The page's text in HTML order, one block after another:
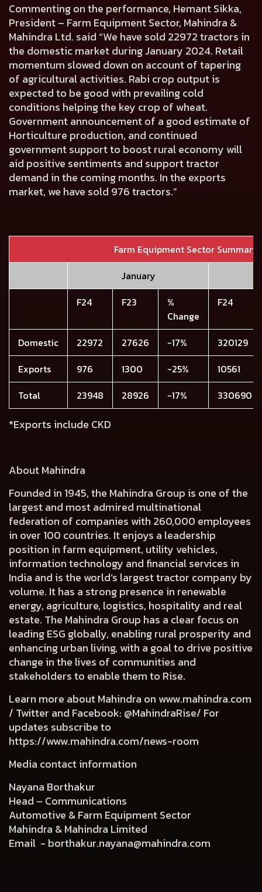
Commenting on the performance, Hemant Sikka,
President – Farm Equipment Sector, Mahindra &
Mahindra Ltd. said “We have sold 22972 tractors in
the domestic market during January 2024. Retail
momentum slowed down on account of tapering
of agricultural activities. Rabi crop output is
expected to be good with prevailing cold
conditions helping the key crop of wheat.
Government announcement of a good estimate of
Horticulture production, and continued
government support to boost rural economy will
aid positive sentiments and support tractor
demand in the coming months. In the exports
market, we have sold 976 tractors.”
Farm Equipment Sector Summary
January
F24
F23
%
Change
F24
Domestic 22972 27626 -17%
320129
Exports
976 1300 -25%
10561
Total
23948 28926 -17% 330690
*Exports include CKD
About Mahindra
Founded in 1945, the Mahindra Group is one of the
largest and most admired multinational
federation of companies with 260,000 employees
in over 100 countries. It enjoys a leadership
position in farm equipment, utility vehicles,
information technology and financial services in
India and is the world’s largest tractor company by
volume. It has a strong presence in renewable
energy, agriculture, logistics, hospitality and real
estate. The Mahindra Group has a clear focus on
leading ESG globally, enabling rural prosperity and
enhancing urban living, with a goal to drive positive
change in the lives of communities and
stakeholders to enable them to Rise.
Learn more about Mahindra on www.mahindra.com
/ Twitter and Facebook: @MahindraRise/ For
updates subscribe to
https://www.mahindra.com/news-room
Media contact information
Nayana Borthakur
Head – Communications
Automotive & Farm Equipment Sector
Mahindra & Mahindra Limited
Email - borthakur.nayana@mahindra.com